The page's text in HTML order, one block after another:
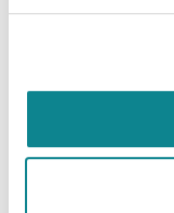
Lisätiedot